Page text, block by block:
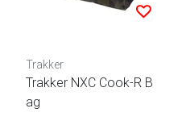
Trakker
Trakker NXC Cook-R B
ag